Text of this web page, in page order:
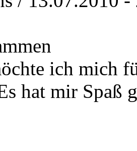
ich mich
hat mir Spaß